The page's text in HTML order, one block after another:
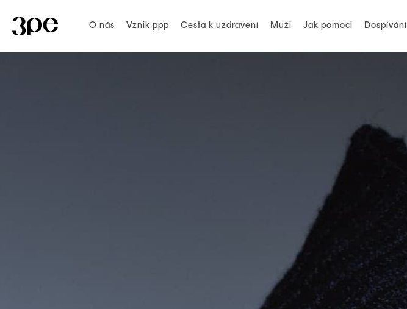
O nás Vznik ppp Cesta k uzdravení Muži Jak pomoci Dospívání